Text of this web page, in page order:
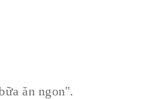
ăn ngon".